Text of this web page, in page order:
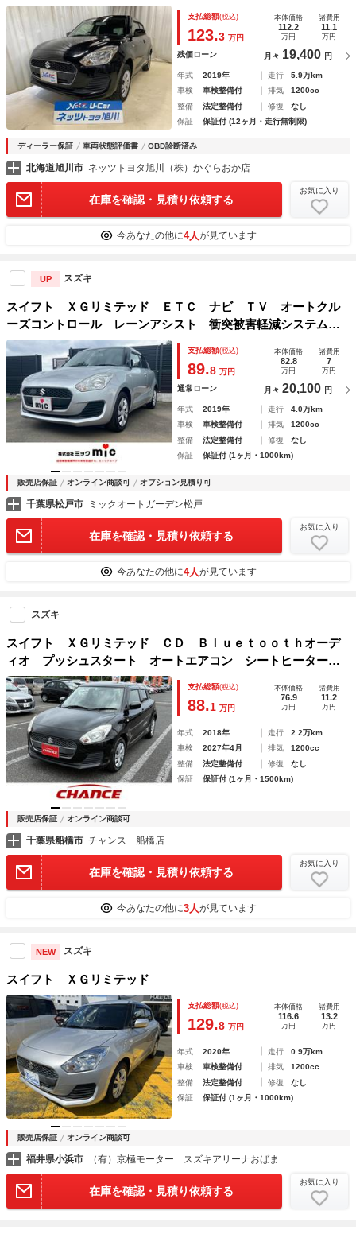
Ｔ 盗難防止システム 衝突安全ボディ ＡＢＳ ＥＳＣ Ｃ
Ｄ Ｂｌｕｅｔｏｏｔｈ エアコン パワーステアリング
支払総額(税込)
123.3 万円
本体価格
112.2
万円
諸費用
11.1
万円
残価ローン 月々 19,400 円
年式 2019年 走行
5.9万km
車検
車検整備付 排気
1200cc
整備
法定整備付 修復
なし
保証
保証付 (12ヶ月・走行無制限)
ディーラー保証 車両状態評価書 OBD診断済み
北海道旭川市 ネッツトヨタ旭川（株）かぐらおか店
在庫を確認・見積り依頼する
お気に入り
今あなたの他に4人が見ています
UP スズキ
スイフト ＸＧリミテッド ＥＴＣ ナビ ＴＶ オートクル
ーズコントロール レーンアシスト 衝突被害軽減システム
オートライト スマートキー 電動格納ミラー シートヒータ
ー ＣＶＴ 盗難防止システム 衝突安全ボディ ＡＢＳ
支払総額(税込)
89.8 万円
本体価格
82.8
万円
諸費用
7
万円
通常ローン 月々 20,100 円
年式 2019年 走行
4.0万km
車検
車検整備付 排気
1200cc
整備
法定整備付 修復
なし
保証
保証付 (1ヶ月・1000km)
販売店保証 オンライン商談可 オプション見積り可
千葉県松戸市 ミックオートガーデン松戸
在庫を確認・見積り依頼する
お気に入り
今あなたの他に4人が見ています
スズキ
スイフト ＸＧリミテッド ＣＤ Ｂｌｕｅｔｏｏｔｈオーデ
ィオ プッシュスタート オートエアコン シートヒーター
電動格納ミラー フロアマット ＵＳＢ ＡＵＸ エアバッ
ク パワーウィンドウ パワーステアリング ＡＢＳ プライ
バシ
支払総額(税込)
88.1 万円
本体価格
76.9
万円
諸費用
11.2
万円
年式 2018年 走行
2.2万km
車検
2027年4月 排気
1200cc
整備
法定整備付 修復
なし
保証
保証付 (1ヶ月・1500km)
販売店保証 オンライン商談可
千葉県船橋市 チャンス 船橋店
在庫を確認・見積り依頼する
お気に入り
今あなたの他に3人が見ています
NEW スズキ
スイフト ＸＧリミテッド
支払総額(税込)
129.8 万円
本体価格
116.6
万円
諸費用
13.2
万円
年式 2020年 走行
0.9万km
車検
車検整備付 排気
1200cc
整備
法定整備付 修復
なし
保証
保証付 (1ヶ月・1000km)
販売店保証 オンライン商談可
福井県小浜市 （有）京極モーター スズキアリーナおばま
在庫を確認・見積り依頼する
お気に入り